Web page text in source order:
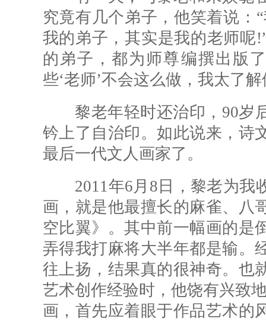
究竟有几个弟子，他笑着说：
我的弟子，其实是我的老师呢
的弟子，都为师尊编撰出版
些‘老师’不会这么做，我太了
黎老年轻时还治印，90岁
钤上了自治印。如此说来，诗
最后一代文人画家了。
2011年6月8日，黎老为我
画，就是他最擅长的麻雀、八
空比翼》。其中前一幅画的是
弄得我打麻将大半年都是输。
往上扬，结果真的很神奇。也
艺术创作经验时，他饶有兴致
画，首先应着眼于作品艺术的